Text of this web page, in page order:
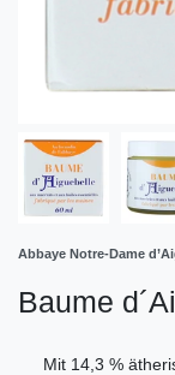
Abbaye Notre-Dame
Baume
Mit 14,3 %